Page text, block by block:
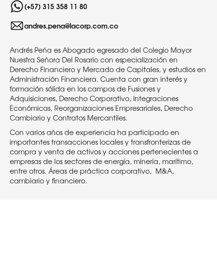
(+57) 315 358 11 80
andres.pena@lacorp.com.co
Andrés Peña es Abogado egresado del Colegio Mayor
Nuestra Señora Del Rosario con especialización en
Derecho Financiero y Mercado de Capitales, y estudios en
Administración Financiera. Cuenta con gran interés y
formación sólida en los campos de Fusiones y
Adquisiciones, Derecho Corporativo, Integraciones
Económicas, Reorganizaciones Empresariales, Derecho
Cambiario y Contratos Mercantiles.
Con varios años de experiencia ha participado en
importantes transacciones locales y transfronterizas de
compra y venta de activos y acciones pertenecientes a
empresas de los sectores de energía, minería, marítimo,
entre otros. Áreas de práctica corporativo, M&A,
cambiario y financiero.